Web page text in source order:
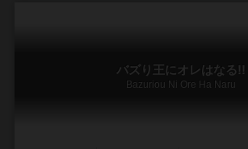
バズり王にオレはなる!!
Bazuriou Ni Ore Ha Naru